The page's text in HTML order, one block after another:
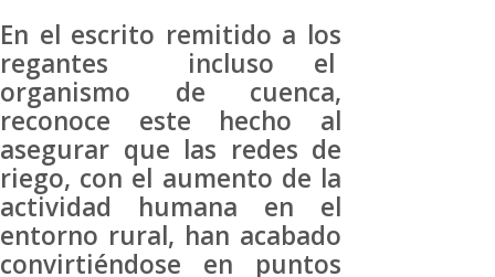
En el escrito remitido a los
regantes incluso el
organismo de cuenca,
reconoce este hecho al
asegurar que las redes de
riego, con el aumento de la
actividad humana en el
entorno rural, han acabado
convirtiéndose en puntos